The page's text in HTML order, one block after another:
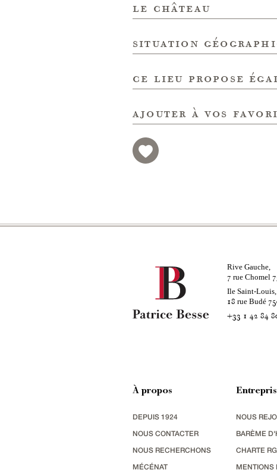
le château
situation
ce lieu propose
ajouter à vos
Rive Gauche,
7 rue Chomel
Ile Saint-Louis,
18 rue Budé
+33 1 42 84
À propos
DEPUIS 1924
NOUS CONTACTER
NOUS RECHERCHONS
MÉCÉNAT
NOUS
BARÈME
CHARTE
MENTIONS